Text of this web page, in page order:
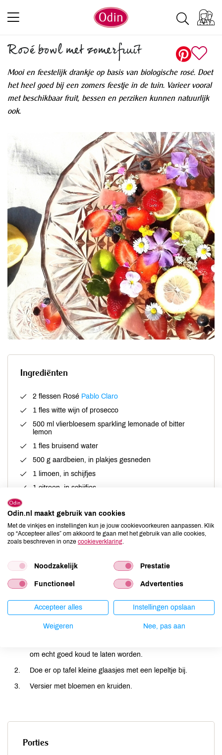
Rosé bowl met zomerfruit
Mooi en feestelijk drankje op basis van biologische rosé. Doet
het heel goed bij een zomers feestje in de tuin. Varieer vooral
met beschikbaar fruit, bessen en perziken kunnen natuurlijk
ook.
Ingrediënten
2 flessen Rosé Pablo Claro
1 fles witte wijn of prosecco
500 ml vlierbloesem sparkling lemonade of bitter
lemon
1 fles bruisend water
500 g aardbeien, in plakjes gesneden
1 limoen, in schijfjes
1 citroen, in schijfjes
1 bakje blauwe bessen
½ watermeloen in stukjes
eventueel een glas wodka of een fruitige likeur
(paarse) basilicum
Bereiding
om echt goed koud te laten worden.
Doe er op tafel kleine glaasjes met een lepeltje bij.
Versier met bloemen en kruiden.
Porties
Odin.nl maakt gebruik van cookies
Met de vinkjes en instellingen kun je jouw cookievoorkeuren aanpassen. Klik
op “Accepteer alles” om akkoord te gaan met het gebruik van alle cookies,
zoals beschreven in onze cookieverklaring.
Noodzakelijk Prestatie
Functioneel Advertenties
Accepteer alles Instellingen opslaan
Weigeren Nee, pas aan